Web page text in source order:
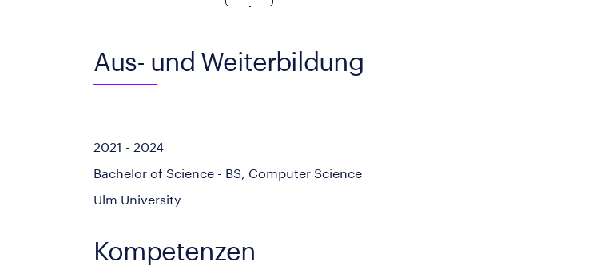
Aus- und Weiterbildung
2021 - 2024
Bachelor of Science - BS, Computer Science
Ulm University
Kompetenzen